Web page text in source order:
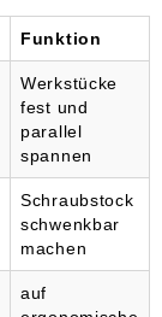
Funktion
Werkstücke
fest und
parallel
spannen
Schraubstock
schwenkbar
machen
auf